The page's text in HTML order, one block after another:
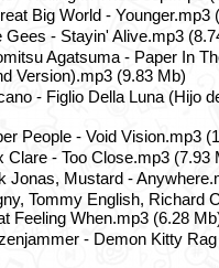
Big World - Younger.mp3
Gees - Stayin' Alive.mp3
Agatsuma - Paper In
Version).mp3 (9.83 Mb)
- Figlio Della Luna (Hijo
People - Void Vision.mp3
Clare - Too Close.mp3 (7.93
Jonas, Mustard -
Tommy English, Richard
Feeling When.mp3 (6.28
- Demon Kitty